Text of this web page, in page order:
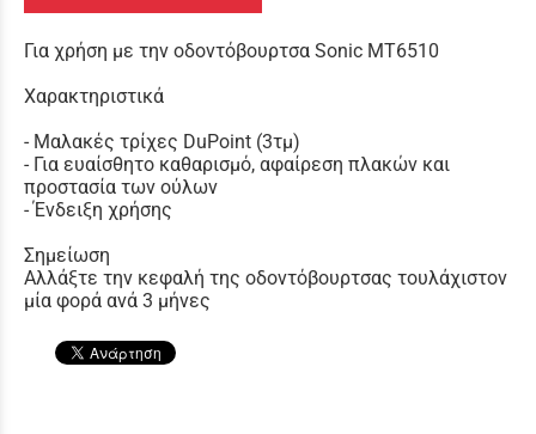
Για χρήση με την οδοντόβουρτσα Sonic MT6510
Χαρακτηριστικά
- Μαλακές τρίχες DuPoint (3τμ)
- Για ευαίσθητο καθαρισμό, αφαίρεση πλακών και
προστασία των ούλων
- Ένδειξη χρήσης
Σημείωση
Αλλάξτε την κεφαλή της οδοντόβουρτσας τουλάχιστον
μία φορά ανά 3 μήνες